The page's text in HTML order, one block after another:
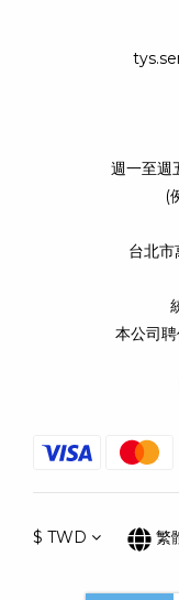
週一至
(
台北
本公司
$ TWD 繁